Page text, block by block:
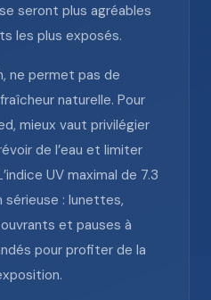
seront plus agréables
les plus exposés.
ne permet pas de
naturelle. Pour
mieux vaut privilégier
de l’eau et limiter
UV maximal de 7.3
: lunettes,
et pauses à
pour profiter de la